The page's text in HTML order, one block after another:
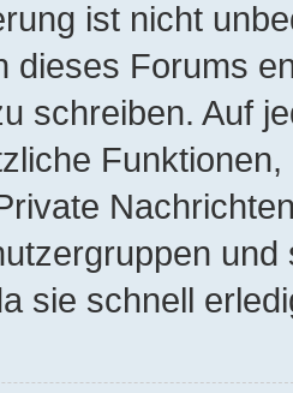
ist nicht
dieses Forums
schreiben. Auf
sie schnell